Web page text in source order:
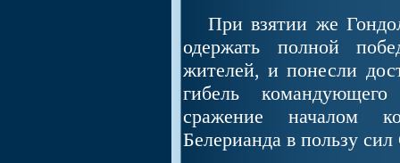
При взятии же
одержать полной
жителей, и понесли
гибель
сражение началом
Белерианда в пользу сил